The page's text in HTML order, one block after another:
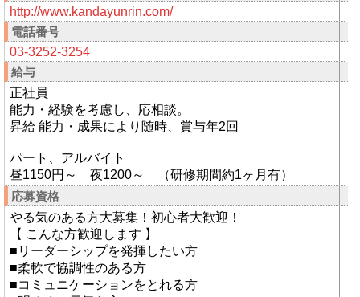
http://www.kandayunrin.com/
電話番号
03-3252-3254
給与
正社員
能力・経験を考慮し、応相談。
昇給 能力・成果により随時、賞与年2回
パート、アルバイト
昼1150円～ 夜1200～ （研修期間約1ヶ月有）
応募資格
やる気のある方大募集！初心者大歓迎！
【 こんな方歓迎します 】
■リーダーシップを発揮したい方
■柔軟で協調性のある方
■コミュニケーションをとれる方